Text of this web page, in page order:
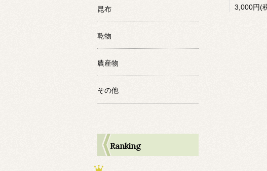
昆布
乾物
農産物
その他
Ranking